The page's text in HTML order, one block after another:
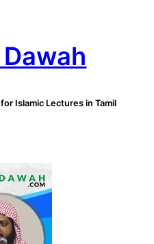
Islamic Lectures in Tamil